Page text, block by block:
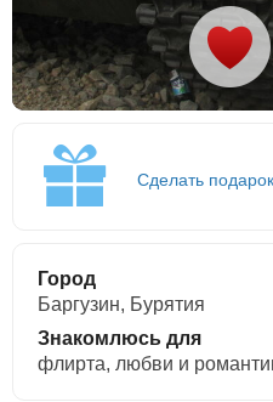
Сделать подарок
Город
Баргузин, Бурятия
Знакомлюсь для
флирта, любви и